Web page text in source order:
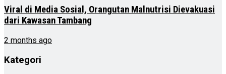
Viral di Media Sosial, Orangutan Malnutrisi Dievakuasi
dari Kawasan Tambang
2 months ago
Kategori